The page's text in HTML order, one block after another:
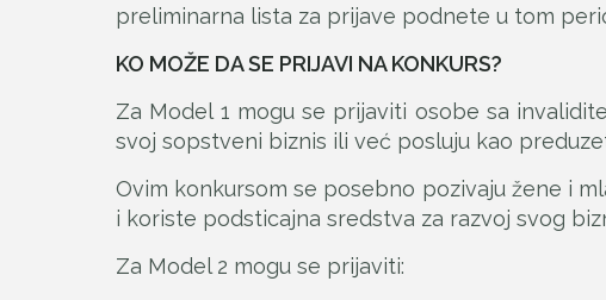
preliminarna lista za prijave podnete u tom
KO MOŽE DA SE PRIJAVI NA KONKURS?
Za Model 1 mogu se prijaviti osobe sa
svoj sopstveni biznis ili već posluju kao
Ovim konkursom se posebno pozivaju žene i
i koriste podsticajna sredstva za razvoj svog
Za Model 2 mogu se prijaviti: